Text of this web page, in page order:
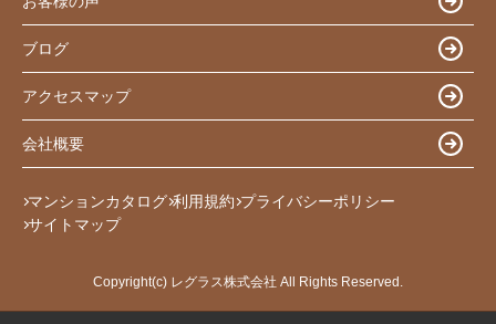
ブログ
アクセスマップ
会社概要
マンションカタログ 利用規約 プライバシーポリシー
サイトマップ
Copyright(c) レグラス株式会社 All Rights Reserved.